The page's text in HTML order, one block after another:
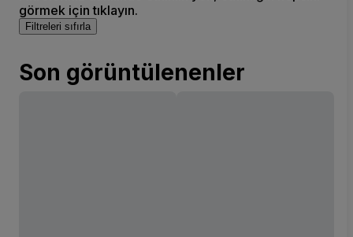
görmek için tıklayın.
Filtreleri sıfırla
Son görüntülenenler